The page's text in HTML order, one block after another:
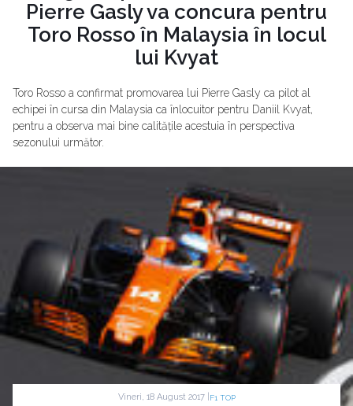
Pierre Gasly va concura pentru
Toro Rosso în Malaysia în locul
lui Kvyat
Toro Rosso a confirmat promovarea lui Pierre Gasly ca pilot al
echipei în cursa din Malaysia ca înlocuitor pentru Daniil Kvyat,
pentru a observa mai bine calitățile acestuia în perspectiva
sezonului următor.
Vineri, 18 August 2017 | F1 TOP